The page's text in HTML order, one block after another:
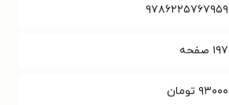
۹۷۸۶۲۲۵۷۶۷۹۵۹
۱۹۷ صفحه
۹۳۰۰۰ تومان